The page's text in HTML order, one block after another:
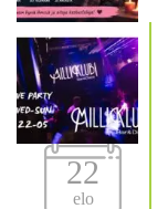
22
elo